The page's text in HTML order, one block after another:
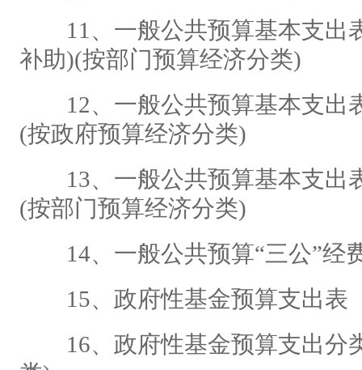
11、一般公共预算基本支出
补助)(按部门预算经济分类)
12、一般公共预算基本支出
(按政府预算经济分类)
13、一般公共预算基本支出
(按部门预算经济分类)
14、一般公共预算“三公”经
15、政府性基金预算支出表
16、政府性基金预算支出分